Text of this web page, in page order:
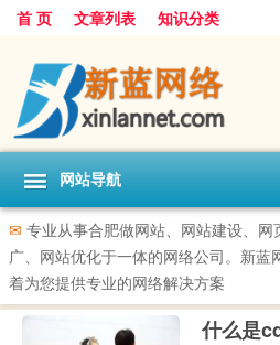
首 页 文章列表 知识分类
网站导航
✉ 专业从事合肥做网站、网站建设、
广、网站优化于一体的网络公司。新蓝
着为您提供专业的网络解决方案
什么是